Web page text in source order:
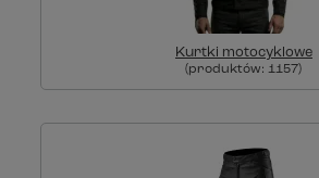
Kurtki motocyklowe
(produktów:1157)